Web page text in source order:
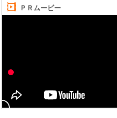
ＰＲムービー